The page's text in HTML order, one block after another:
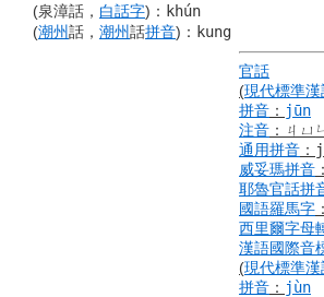
(泉漳話， 白話字) ： khún
(潮州話， 潮州話拼音) ： kung
官話
(現代標準漢
拼音 ： jūn
注音 ： ㄐㄩ
通用拼音 ：
威妥瑪拼音 ：
耶魯官話拼
國語羅馬字 ：
西里爾字母
漢語國際音
(現代標準漢
拼音 ： jùn